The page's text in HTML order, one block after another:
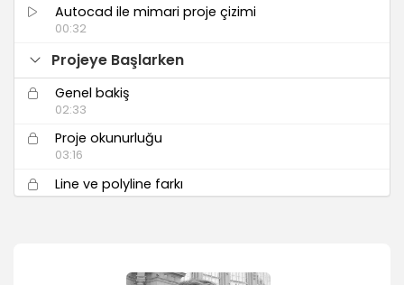
Autocad ile mimari proje çizimi
00:32
Projeye Başlarken
Genel bakiş
02:33
Proje okunurluğu
03:16
Line ve polyline farkı
04:41
Alanini özelleştirme